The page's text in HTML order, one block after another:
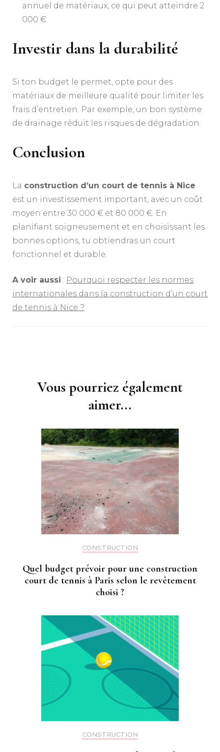
annuel de matériaux, ce qui peut atteindre 2
000 €.
Investir dans la durabilité
Si ton budget le permet, opte pour des
matériaux de meilleure qualité pour limiter les
frais d’entretien. Par exemple, un bon système
de drainage réduit les risques de dégradation.
Conclusion
La construction d’un court de tennis à Nice
est un investissement important, avec un coût
moyen entre 30 000 € et 80 000 €. En
planifiant soigneusement et en choisissant les
bonnes options, tu obtiendras un court
fonctionnel et durable.
A voir aussi : Pourquoi respecter les normes
internationales dans la construction d’un court
de tennis à Nice ?
Vous pourriez également
aimer...
CONSTRUCTION
Quel budget prévoir pour une construction
court de tennis à Paris selon le revêtement
choisi ?
CONSTRUCTION